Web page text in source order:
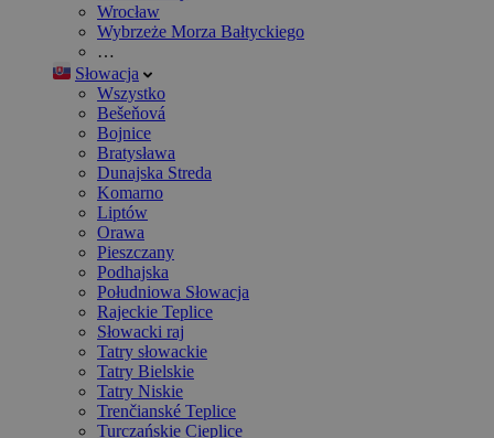
Wrocław
Wybrzeże Morza Bałtyckiego
…
Słowacja
Wszystko
Bešeňová
Bojnice
Bratysława
Dunajska Streda
Komarno
Liptów
Orawa
Pieszczany
Podhajska
Południowa Słowacja
Rajeckie Teplice
Słowacki raj
Tatry słowackie
Tatry Bielskie
Tatry Niskie
Trenčianské Teplice
Turczańskie Cieplice